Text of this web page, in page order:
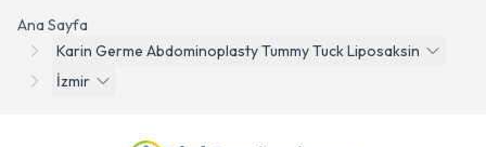
Ana Sayfa
Karin Germe Abdominoplasty Tummy Tuck Liposaksin
İzmir